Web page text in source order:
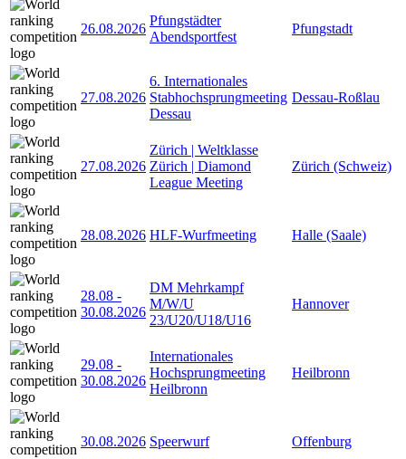
26.08.2026
Pfungstädter
Abendsportfest
Pfungstadt
27.08.2026
6. Internationales
Stabhochsprungmeeting
Dessau
Dessau-Roßlau
27.08.2026
Zürich | Weltklasse
Zürich | Diamond
League Meeting
Zürich (Schweiz)
28.08.2026 HLF-Wurfmeeting Halle (Saale)
28.08 -
30.08.2026
DM Mehrkampf
M/W/U
23/U20/U18/U16
Hannover
29.08 -
30.08.2026
Internationales
Hochsprungmeeting
Heilbronn
Heilbronn
30.08.2026 Speerwurf Offenburg